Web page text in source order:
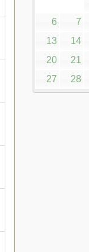
6
7
13
14
20
21
27
28